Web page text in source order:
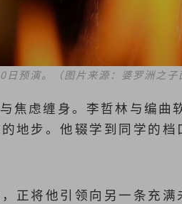
日预演。（图片来源：婆罗洲之子
焦虑缠身。李哲林与编
地步。他辍学到同学的
正将他引领向另一条充